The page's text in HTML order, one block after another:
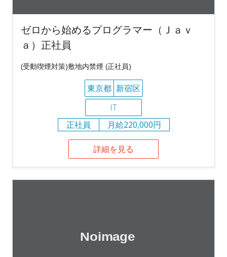
ゼロから始めるプログラマー（Ｊａｖ
ａ）正社員
(受動喫煙対策)敷地内禁煙 (正社員)
東京都 新宿区
IT
正社員
月給220,000円
詳細を見る